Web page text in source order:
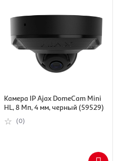
Камера IP Ajax DomeCam Mini
HL, 8 Мп, 4 мм, черный (59529)
(0)